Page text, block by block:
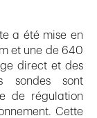
a été mise en
et une de 640
direct et des
sondes sont
de régulation
Cette